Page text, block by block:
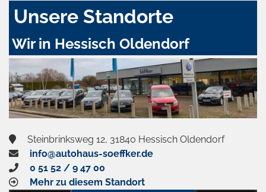
Unsere Standorte
Wir in Hessisch Oldendorf
Steinbrinksweg 12, 31840 Hessisch Oldendorf
info@autohaus-soeffker.de
0 51 52 / 9 47 00
Mehr zu diesem Standort